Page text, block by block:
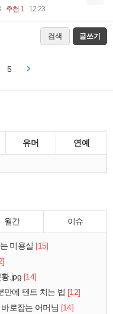
추천 1 12:23
검색 글쓰기
5
유머 연예
월간 이슈
미용실 [15]
.jpg [14]
만에 텐트 치는 법 [12]
로잡는 어머님 [14]